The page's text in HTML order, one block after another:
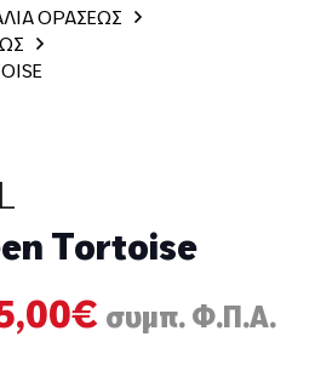
ΟΡΑΣΕΩΣ
Tortoise
€ Η
τρέχουσα
συμπ. Φ.Π.Α.